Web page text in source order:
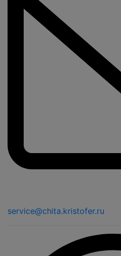
service@chita.kristofer.ru